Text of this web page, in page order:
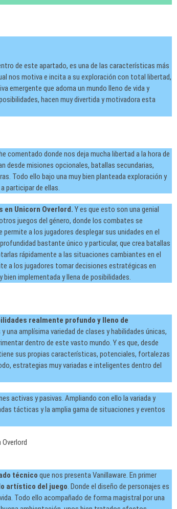
de este apartado, es una de las características más
nos motiva e incita a su exploración con total libertad,
emergente que adorna un mundo lleno de vida y
hacen muy divertida y motivadora esta
comentado donde nos deja mucha libertad a la hora de
desde misiones opcionales, batallas secundarias,
Todo ello bajo una muy bien planteada exploración y
participar de ellas.
en Unicorn Overlord. Y es que esto son una genial
juegos del género, donde los combates se
a los jugadores desplegar sus unidades en el
bastante único y particular, que crea batallas
rápidamente a las situaciones cambiantes en el
a los jugadores tomar decisiones estratégicas en
implementada y llena de posibilidades.
realmente profundo y lleno de
una amplísima variedad de clases y habilidades únicas,
dentro de este vasto mundo. Y es que, desde
sus propias características, potenciales, fortalezas
estrategias muy variadas e inteligentes dentro del
activas y pasivas. Ampliando con ello la variada y
tácticas y la amplia gama de situaciones y eventos
técnico que nos presenta Vanillaware. En primer
artístico del juego. Donde el diseño de personajes es
Todo ello acompañado de forma magistral por una